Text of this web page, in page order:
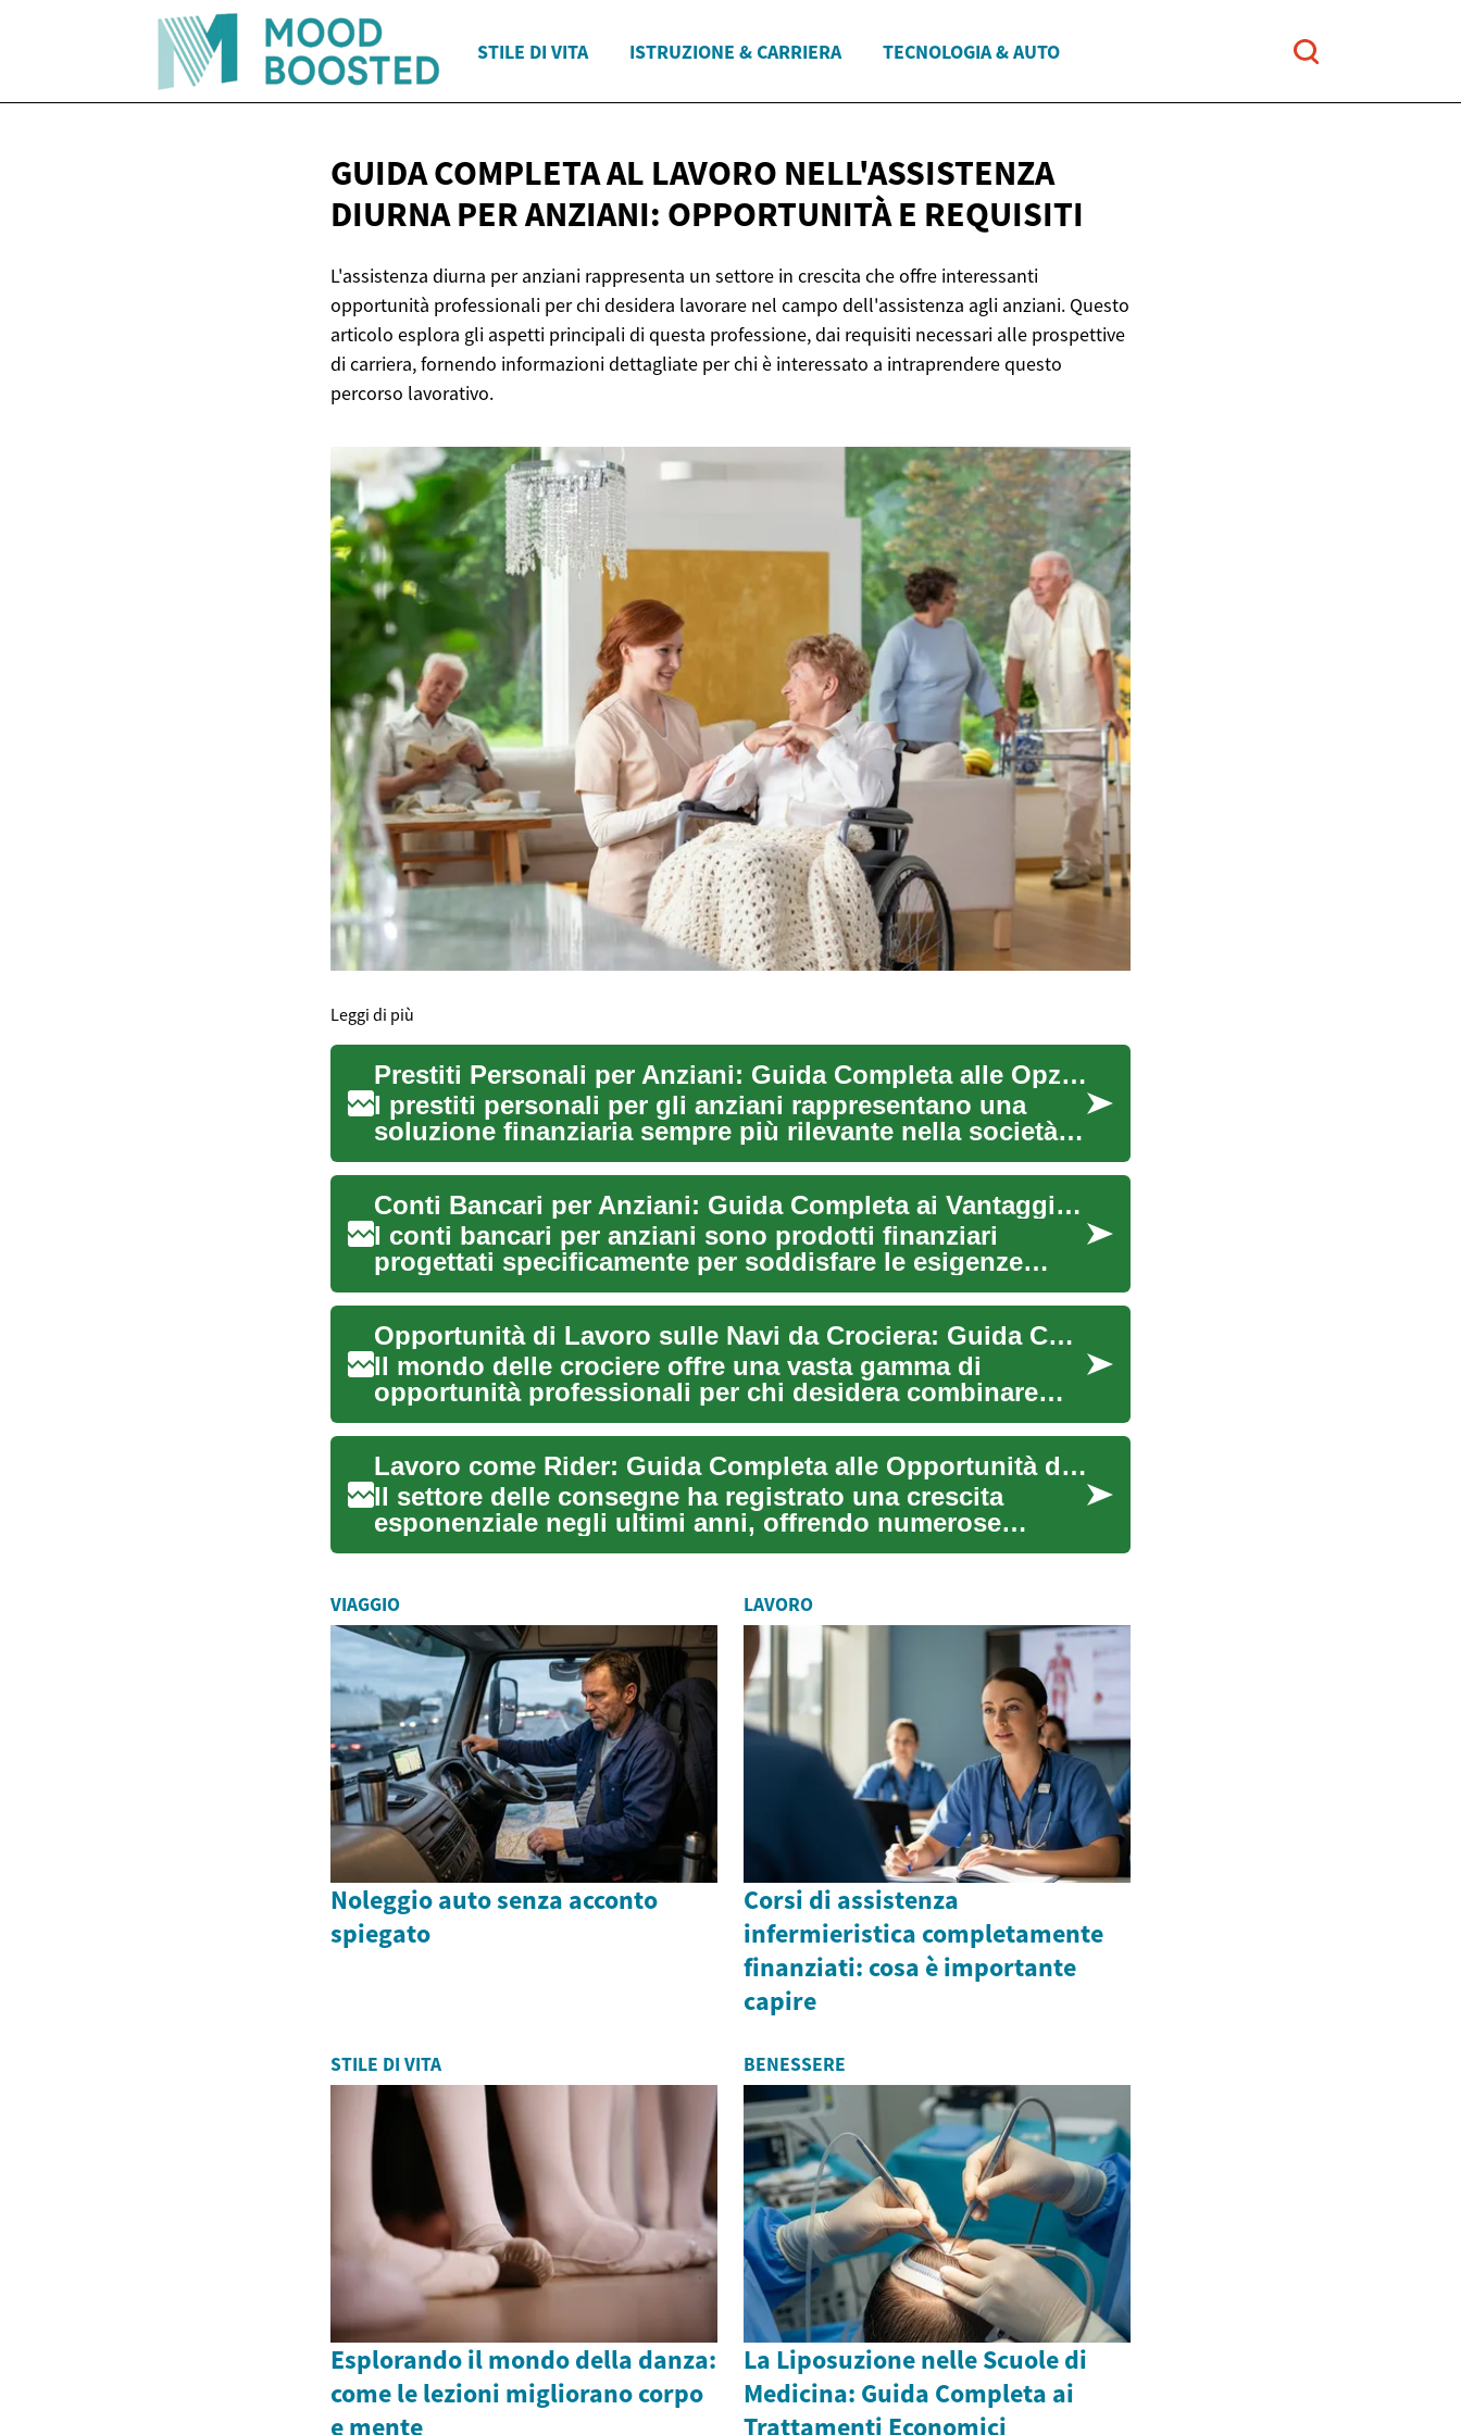
STILE DI VITA ISTRUZIONE & CARRIERA TECNOLOGIA & AUTO
GUIDA COMPLETA AL LAVORO NELL'ASSISTENZA
DIURNA PER ANZIANI: OPPORTUNITÀE REQUISITI
L'assistenza diurna per anziani rappresenta un settore in crescita che offre interessanti
opportunità professionali per chi desidera lavorare nel campo dell'assistenza agli anziani. Questo
articolo esplora gli aspetti principali di questa professione, dai requisiti necessari alle prospettive
di carriera, fornendo informazioni dettagliate per chi è interessato a intraprendere questo
percorso lavorativo.
Leggi di più
Prestiti Personali per Anziani: Guida Completa alle Opzioni Finanziarie
I prestiti personali per gli anziani rappresentano una
soluzione finanziaria sempre più rilevante nella società
itali...
Conti Bancari per Anziani: Guida Completa ai Vantaggi e alle Opportunità
I conti bancari per anziani sono prodotti finanziari
progettati specificamente per soddisfare le esigenze
delle perso...
Opportunità di Lavoro sulle Navi da Crociera: Guida Completa
Il mondo delle crociere offre una vasta gamma di
opportunità professionali per chi desidera combinare
lavoro e viaggi...
Lavoro come Rider: Guida Completa alle Opportunità di Consegna
Il settore delle consegne ha registrato una crescita
esponenziale negli ultimi anni, offrendo numerose
opportunità di...
VIAGGIO
Noleggio auto senza acconto
spiegato
LAVORO
Corsi di assistenza
infermieristica completamente
finanziati: cosa è importante
capire
STILE DI VITA
Esplorando il mondo della danza:
come le lezioni migliorano corpo
e mente
BENESSERE
La Liposuzione nelle Scuole di
Medicina: Guida Completa ai
Trattamenti Economici